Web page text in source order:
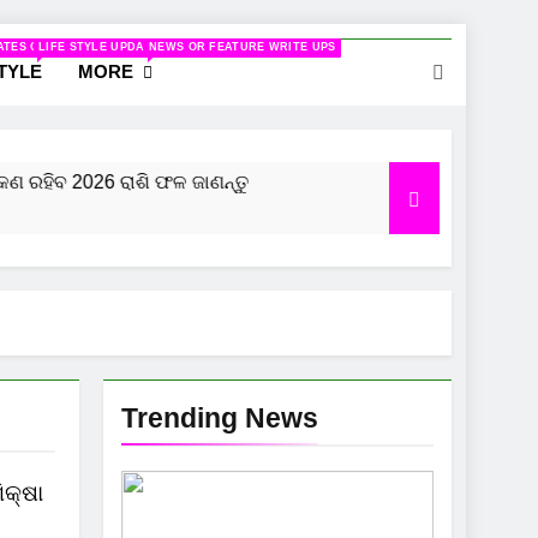
TO WOMEN
ON CINEMA
LIFE STYLE UPDATES
MORE
NEWS OR FEATURE WRITE UPS
2026 ରାଶି ଫଳ ଜାଣନ୍ତୁ
7 Months Ago
Trending News